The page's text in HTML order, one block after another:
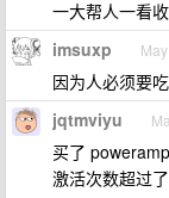
一大帮人一看
imsuxp
因为人必须要
jqtmviyu
买了
激活次数超过